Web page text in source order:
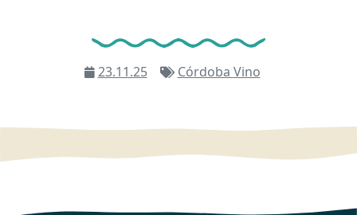
23.11.25 Córdoba Vino